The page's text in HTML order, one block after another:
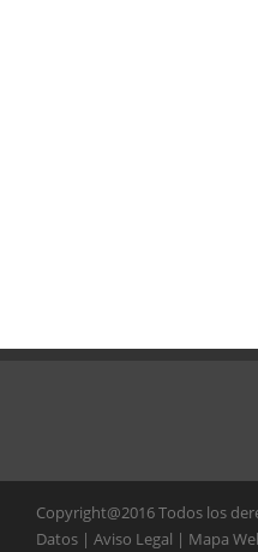
Copyright@2016 Todos los
Datos | Aviso Legal | Mapa